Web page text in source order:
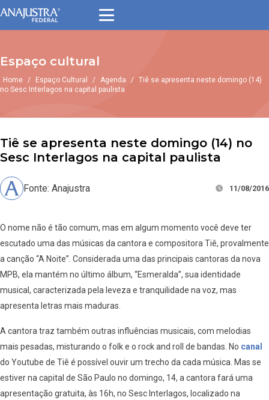
Espaço cultural
Home / Espaço Cultural / Agenda / Tiê se apresenta neste domingo (14)
no Sesc Interlagos na capital paulista
Tiê se apresenta neste domingo (14) no
Sesc Interlagos na capital paulista
Fonte: Anajustra 11/08/2016
O nome não é tão comum, mas em algum momento você deve ter
escutado uma das músicas da cantora e compositora Tiê, provalmente
a canção “A Noite”. Considerada uma das principais cantoras da nova
MPB, ela mantém no último álbum, “Esmeralda”, sua identidade
musical, caracterizada pela leveza e tranquilidade na voz, mas
apresenta letras mais maduras.
A cantora traz também outras influências musicais, com melodias
mais pesadas, misturando o folk e o rock and roll de bandas. No canal
do Youtube de Tiê é possível ouvir um trecho da cada música. Mas se
estiver na capital de São Paulo no domingo, 14, a cantora fará uma
apresentação gratuita, às 16h, no Sesc Interlagos, localizado na